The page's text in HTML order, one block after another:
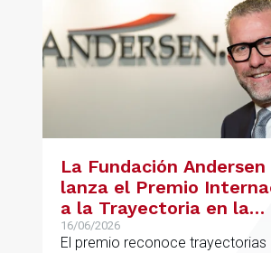
La Fundación
lanza el Premio
a la Trayectoria en la
Promoción de la
16/06/2026
El premio reconoce trayectorias